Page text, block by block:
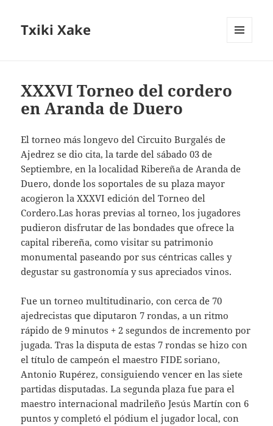
Txiki Xake
XXXVI Torneo del cordero
en Aranda de Duero
El torneo más longevo del Circuito Burgalés de
Ajedrez se dio cita, la tarde del sábado 03 de
Septiembre, en la localidad Ribereña de Aranda de
Duero, donde los soportales de su plaza mayor
acogieron la XXXVI edición del Torneo del
Cordero.Las horas previas al torneo, los jugadores
pudieron disfrutar de las bondades que ofrece la
capital ribereña, como visitar su patrimonio
monumental paseando por sus céntricas calles y
degustar su gastronomía y sus apreciados vinos.
Fue un torneo multitudinario, con cerca de 70
ajedrecistas que diputaron 7 rondas, a un ritmo
rápido de 9 minutos + 2 segundos de incremento por
jugada. Tras la disputa de estas 7 rondas se hizo con
el título de campeón el maestro FIDE soriano,
Antonio Rupérez, consiguiendo vencer en las siete
partidas disputadas. La segunda plaza fue para el
maestro internacional madrileño Jesús Martín con 6
puntos y completó el pódium el jugador local, con